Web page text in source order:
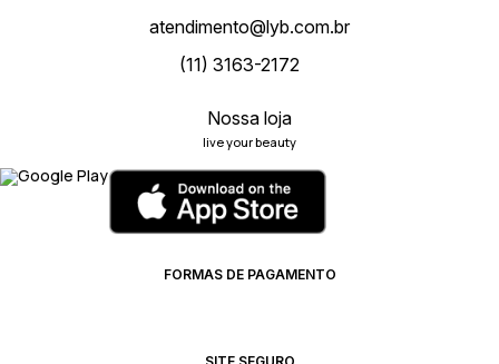
atendimento@lyb.com.br
(11) 3163-2172
Nossa loja
live your beauty
FORMAS DE PAGAMENTO
SITE SEGURO